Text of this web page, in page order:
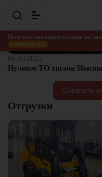
Получите выгодные условия по
с авансом 0%
Смотреть
06.03.2025
Нулевое ТО тягача
Отгрузки